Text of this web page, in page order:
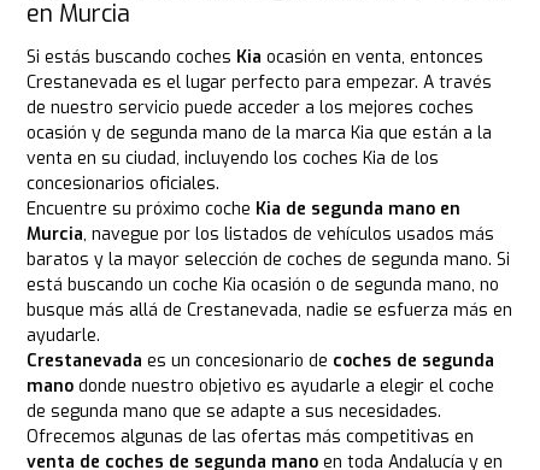
en Murcia
Si estás buscando coches Kia ocasión en venta, entonces
Crestanevada es el lugar perfecto para empezar. A través
de nuestro servicio puede acceder a los mejores coches
ocasión y de segunda mano de la marca Kia que están a la
venta en su ciudad, incluyendo los coches Kia de los
concesionarios oficiales.
Encuentre su próximo coche Kia de segunda mano en
Murcia, navegue por los listados de vehículos usados más
baratos y la mayor selección de coches de segunda mano. Si
está buscando un coche Kia ocasión o de segunda mano, no
busque más allá de Crestanevada, nadie se esfuerza más en
ayudarle.
Crestanevada es un concesionario de coches de segunda
mano donde nuestro objetivo es ayudarle a elegir el coche
de segunda mano que se adapte a sus necesidades.
Ofrecemos algunas de las ofertas más competitivas en
venta de coches de segunda mano en toda Andalucía y en